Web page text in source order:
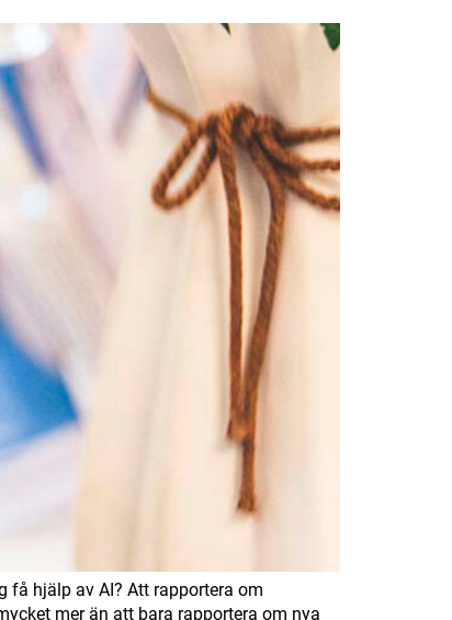
få hjälp av AI? Att rapportera om
mer än att bara rapportera om nya